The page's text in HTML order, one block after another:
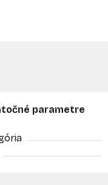
parametre